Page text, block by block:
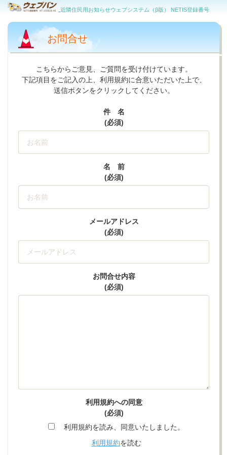
近隣住民用お知らせウェブシステム（β版） NETIS登録番号
お問合せ
こちらからご意見、ご質問を受け付けています。
下記項目をご記入の上、利用規約に合意いただいた上で、
送信ボタンをクリックしてください。
件 名
(必須)
名 前
(必須)
メールアドレス
(必須)
お問合せ内容
(必須)
利用規約への同意
(必須)
利用規約を読み、同意いたしました。
利用規約を読む